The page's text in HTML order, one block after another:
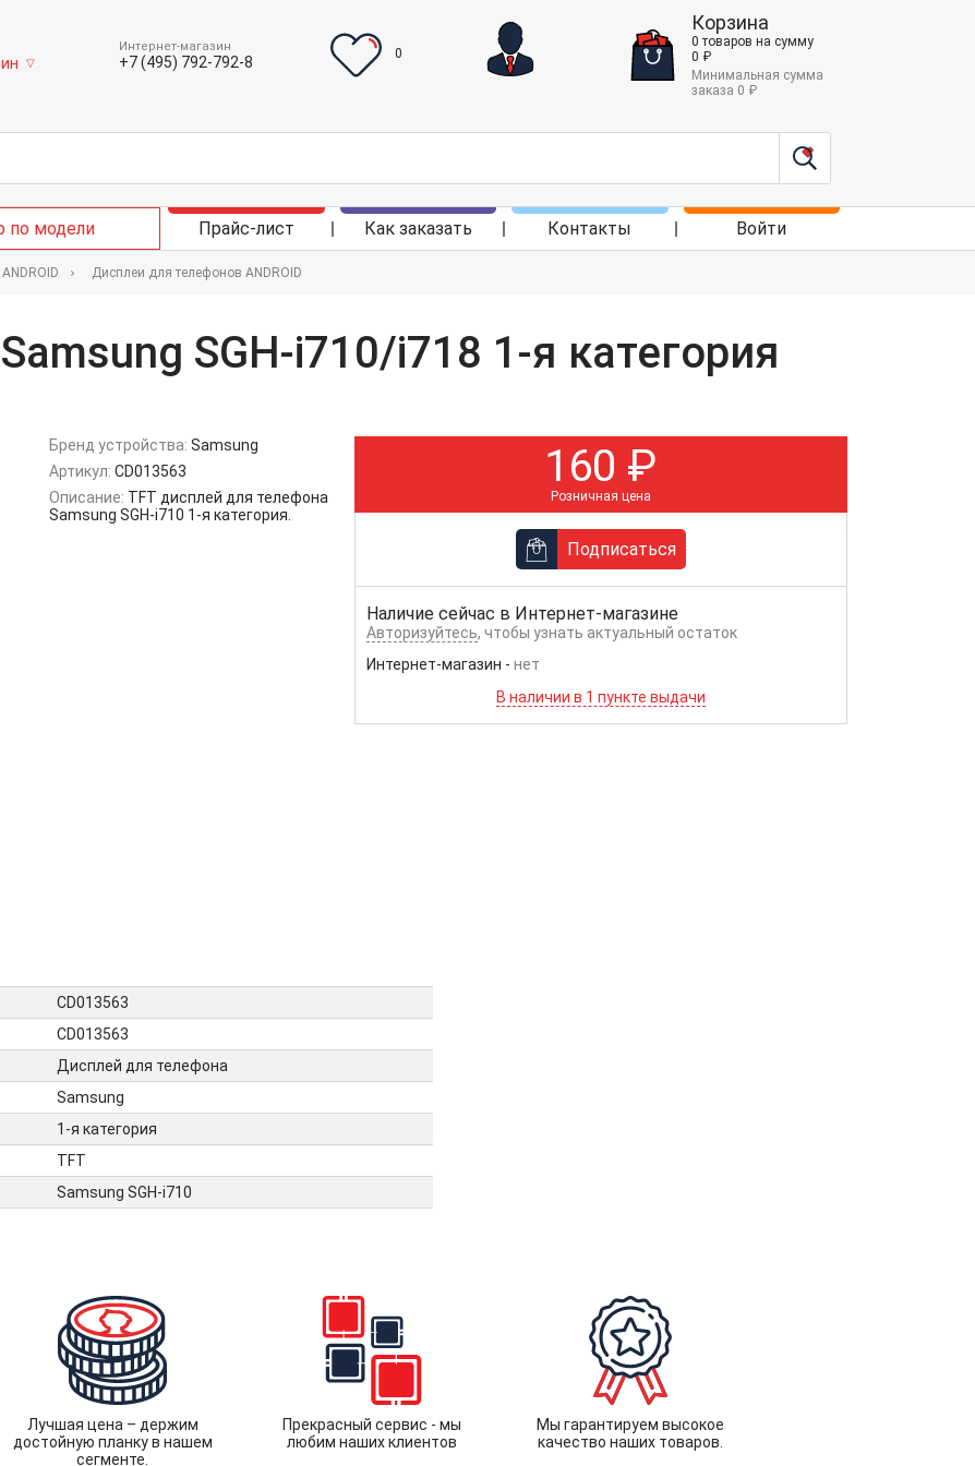
▽
Интернет-магазин
+7 (495) 792-792-8
0
Корзина
0 товаров на сумму
0 ₽
Минимальная сумма
заказа 0 ₽
по модели Прайс-лист Как заказать Контакты Войти
Дисплеи для телефонов ANDROID
SGH-i710/i718 1-я категория
Бренд устройства: Samsung
Артикул: CD013563
Описание: TFT дисплей для телефона
Samsung SGH-i710 1-я категория.
160 ₽
Розничная цена
Подписаться
Наличие сейчас в Интернет-магазине
Авторизуйтесь, чтобы узнать актуальный остаток
Интернет-магазин - нет
В наличии в 1 пункте выдачи
CD013563
CD013563
Дисплей для телефона
Samsung
1-я категория
TFT
Samsung SGH-i710
Лучшая цена – держим
достойную планку в нашем
сегменте.
Прекрасный сервис - мы
любим наших клиентов
Мы гарантируем высокое
качество наших товаров.